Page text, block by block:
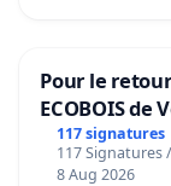
Pour le
ECOBOIS de
117 signatures
117 Signatures
8 Aug 2026